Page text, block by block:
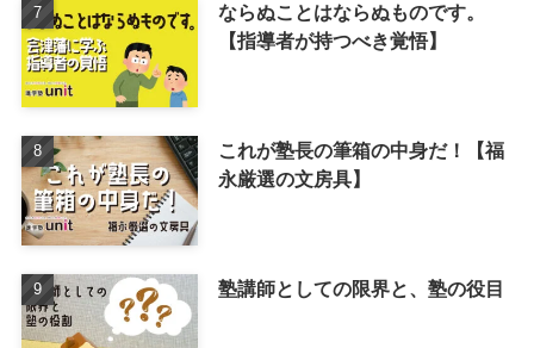
ならぬことはならぬものです。
【指導者が持つべき覚悟】
これが塾長の筆箱の中身だ！【福
永厳選の文房具】
塾講師としての限界と、塾の役目